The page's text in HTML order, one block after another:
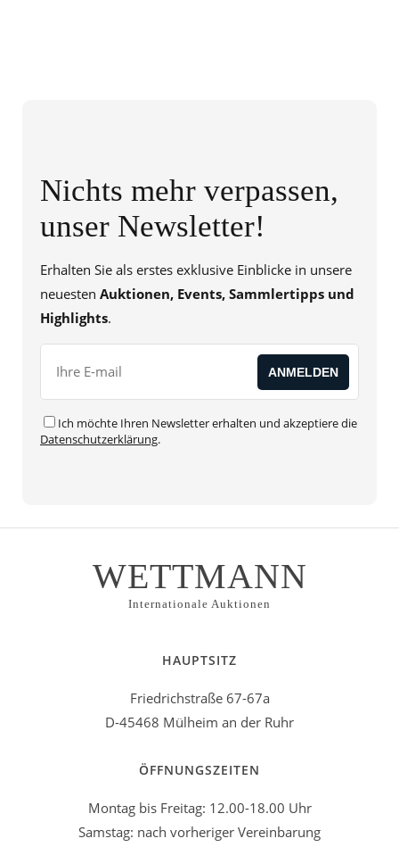
Nichts mehr verpassen,
unser Newsletter!
Erhalten Sie als erstes exklusive Einblicke in unsere
neuesten Auktionen, Events, Sammlertipps und
Highlights.
Ich möchte Ihren Newsletter erhalten und akzeptiere die
Datenschutzerklärung.
WETTMANN
Internationale Auktionen
HAUPTSITZ
Friedrichstraße 67-67a
D-45468 Mülheim an der Ruhr
ÖFFNUNGSZEITEN
Montag bis Freitag: 12.00-18.00 Uhr
Samstag: nach vorheriger Vereinbarung